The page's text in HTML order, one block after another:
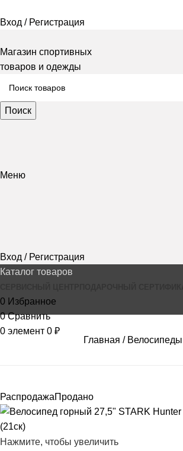
Вход / Регистрация
Магазин спортивных
товаров и одежды
Поиск
Меню
Вход / Регистрация
Каталог товаров
0 Избранное
0 Сравнить
0 элемент 0 ₽
Главная
Велосипеды
РаспродажаПродано
Нажмите, чтобы увеличить